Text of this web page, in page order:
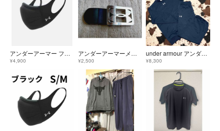
アンダーアーマー フェザーウエイト マスク 軽量タイプ 立体縫製 国内正規品
¥4,900
アンダーアーマーメンズベルトバックル5点セット
¥2,500
under armour アンダーアーマー スウェットセットアップ 大きいサイズ
¥8,300